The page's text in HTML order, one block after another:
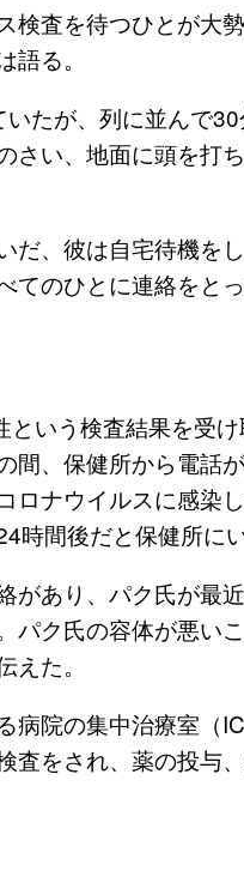
検査を待つひとが大
る。
たが、列に並んで
さい、地面に頭を打
だ、彼は自宅待機を
のひとに連絡をとっ
いう検査結果を受
間、保健所から電話
ロナウイルスに感染
時間後だと保健所にい
があり、パク氏が最
パク氏の容体が悪い
た。
病院の集中治療室（
をされ、薬の投与